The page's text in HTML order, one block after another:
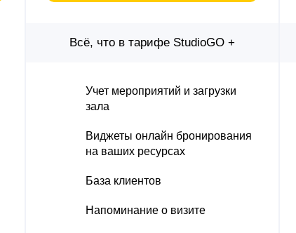
Всё, что в тарифе StudioGO +
Учет мероприятий и загрузки
зала
Виджеты онлайн бронирования
на ваших ресурсах
База клиентов
Напоминание о визите